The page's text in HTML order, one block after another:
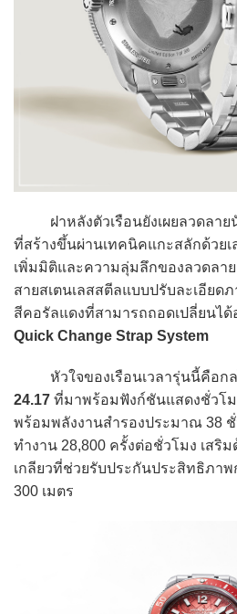
ฝาหลังตัวเรือนยังเผยลวดลาย
ที่สร้างขึ้นผ่านเทคนิคแกะสลักด้วยเ
เพิ่มมิติและความลุ่มลึกของลวดลา
สายสเตนเลสสตีลแบบปรับละเอียด
สีคอรัลแดงที่สามารถถอดเปลี่ยนได้
Quick Change Strap System
หัวใจของเรือนเวลารุ่นนี้คือก
24.17 ที่มาพร้อมฟังก์ชันแสดงชั่วโ
พร้อมพลังงานสำรองประมาณ 38
ทำงาน 28,800 ครั้งต่อชั่วโมง เสริ
เกลียวที่ช่วยรับประกันประสิทธิภา
300 เมตร